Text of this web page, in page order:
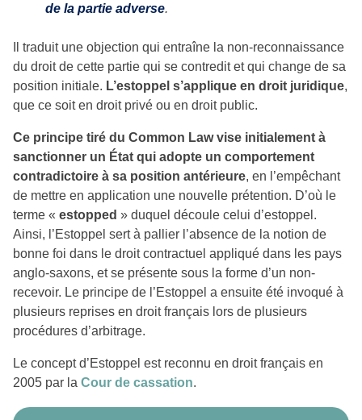
de la partie adverse.
Il traduit une objection qui entraîne la non-reconnaissance
du droit de cette partie qui se contredit et qui change de sa
position initiale. L’estoppel s’applique en droit juridique,
que ce soit en droit privé ou en droit public.
Ce principe tiré du Common Law vise initialement à
sanctionner un État qui adopte un comportement
contradictoire à sa position antérieure, en l’empêchant
de mettre en application une nouvelle prétention. D’où le
terme « estopped » duquel découle celui d’estoppel.
Ainsi, l’Estoppel sert à pallier l’absence de la notion de
bonne foi dans le droit contractuel appliqué dans les pays
anglo-saxons, et se présente sous la forme d’un non-
recevoir. Le principe de l’Estoppel a ensuite été invoqué à
plusieurs reprises en droit français lors de plusieurs
procédures d’arbitrage.
Le concept d’Estoppel est reconnu en droit français en
2005 par la Cour de cassation.